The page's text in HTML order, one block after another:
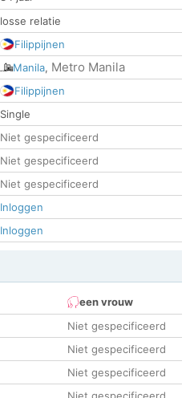
losse relatie
Filippijnen
Manila, Metro Manila
Filippijnen
Single
Niet gespecificeerd
Niet gespecificeerd
Niet gespecificeerd
Inloggen
Inloggen
een vrouw
Niet gespecificeerd
Niet gespecificeerd
Niet gespecificeerd